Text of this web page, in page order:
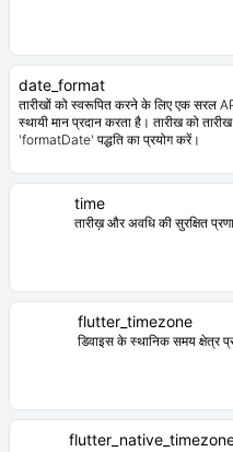
date_format
तारीखों को स्वरूपित करने के लिए एक सरल
स्थायी मान प्रदान करता है। तारीख को
'formatDate' पद्धति का प्रयोग करें।
time
तारीख़ और अवधि की सुरक्षित
flutter_timezone
डिवाइस के स्थानिक समय क्षेत्र